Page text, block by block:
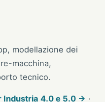
modellazione dei
macchina,
tecnico.
Industria 4.0 e 5.0 → ·